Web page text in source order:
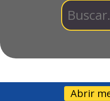
Abrir